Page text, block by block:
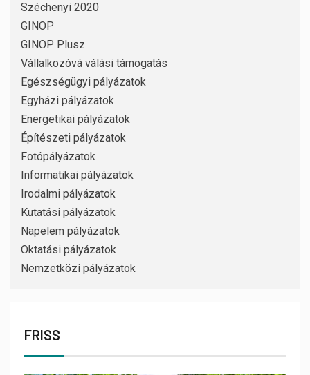
Széchenyi 2020
GINOP
GINOP Plusz
Vállalkozóvá válási támogatás
Egészségügyi pályázatok
Egyházi pályázatok
Energetikai pályázatok
Építészeti pályázatok
Fotópályázatok
Informatikai pályázatok
Irodalmi pályázatok
Kutatási pályázatok
Napelem pályázatok
Oktatási pályázatok
Nemzetközi pályázatok
FRISS